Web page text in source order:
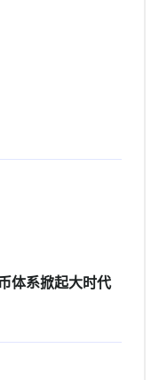
体系掀起大时代